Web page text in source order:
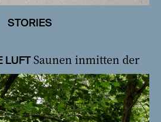
STORIES
Saunen inmitten der